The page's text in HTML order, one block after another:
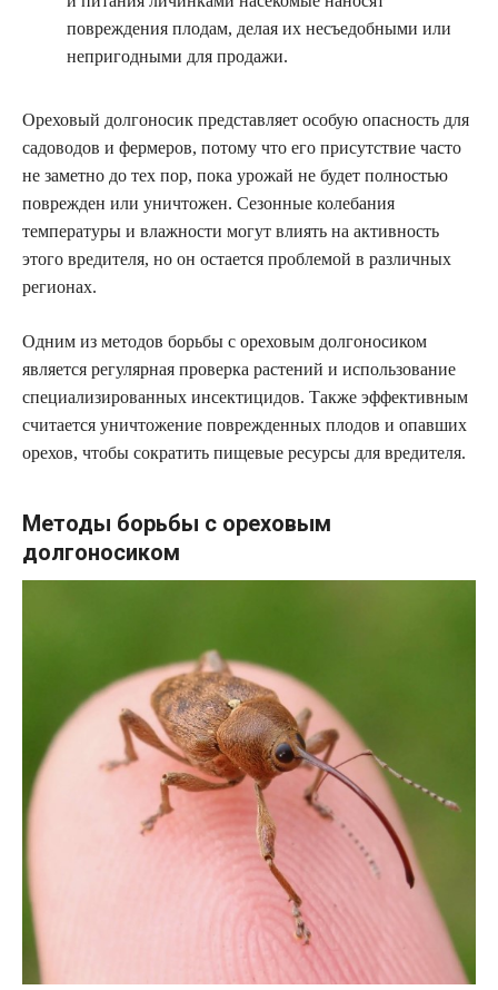
повреждения плодам, делая их несъедобными или
непригодными для продажи.
Ореховый долгоносик представляет особую опасность для
садоводов и фермеров, потому что его присутствие часто
не заметно до тех пор, пока урожай не будет полностью
поврежден или уничтожен. Сезонные колебания
температуры и влажности могут влиять на активность
этого вредителя, но он остается проблемой в различных
регионах.
Одним из методов борьбы с ореховым долгоносиком
является регулярная проверка растений и использование
специализированных инсектицидов. Также эффективным
считается уничтожение поврежденных плодов и опавших
орехов, чтобы сократить пищевые ресурсы для вредителя.
Методы борьбы с ореховым
долгоносиком